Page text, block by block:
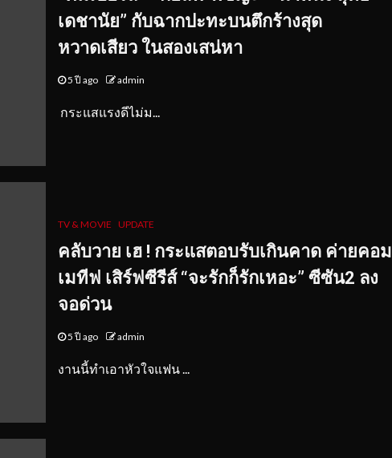
เดชานัย” กับฉากปะทะบนตึกร้างสุด
หวาดเสียว ในสองเสน่หา
5 ปี ago admin
กระแสแรงดีไม่ม...
TV & MOVIE UPDATE
คลับวาย เฮ ! กระแสตอบรับเกินคาด ค่ายคอม
เมทีฟ เสิร์ฟซีรีส์ “จะรักก็รักเหอะ” ซีซัน2 ลง
จอด่วน
5 ปี ago admin
งานนี้ทำเอาหัวใจแฟน ...